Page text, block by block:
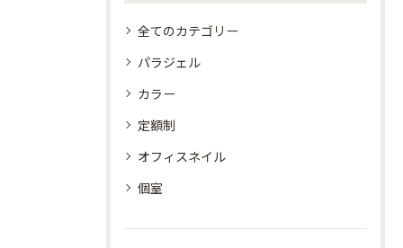
全てのカテゴリー
パラジェル
カラー
定額制
オフィスネイル
個室